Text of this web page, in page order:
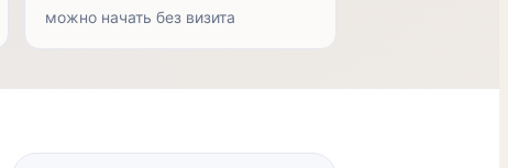
можно начать без визита